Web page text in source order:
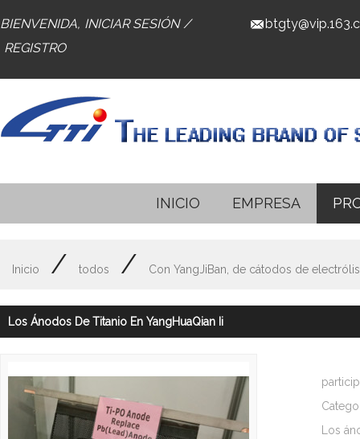
BIENVENIDA, INICIAR SESIÓN /
REGISTRO
INICIO EMPRESA
Inicio / todos / Con YangJiBan, de cátodos de
Los Ánodos De Titanio En YangHuaQian Ii
Los